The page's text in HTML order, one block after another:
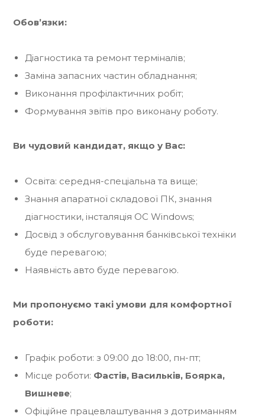
Обов’язки:
Діагностика та ремонт терміналів;
Заміна запасних частин обладнання;
Виконання профілактичних робіт;
Формування звітів про виконану роботу.
Ви чудовий кандидат, якщо у Вас:
Освіта: середня-спеціальна та вище;
Знання апаратної складової ПК, знання
діагностики, інсталяція ОС Windows;
Досвід з обслуговування банківської техніки
буде перевагою;
Наявність авто буде перевагою.
Ми пропонуємо такі умови для комфортної
роботи:
Графік роботи: з 09:00 до 18:00, пн-пт;
Місце роботи: Фастів, Васильків, Боярка,
Вишневе;
Офіційне працевлаштування з дотриманням